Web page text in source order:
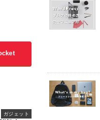
ガジェット